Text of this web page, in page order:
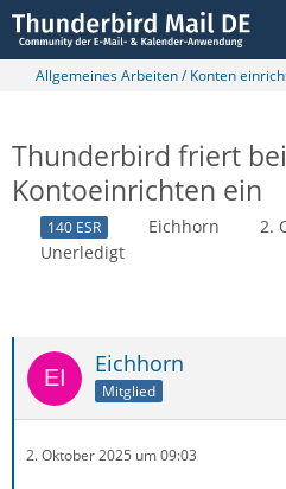
Allgemeines Arbeiten / Konten
Thunderbird friert
Kontoeinrichten ein
140 ESR Eichhorn
2.
Unerledigt
Eichhorn
Mitglied
2. Oktober 2025 um 09:03